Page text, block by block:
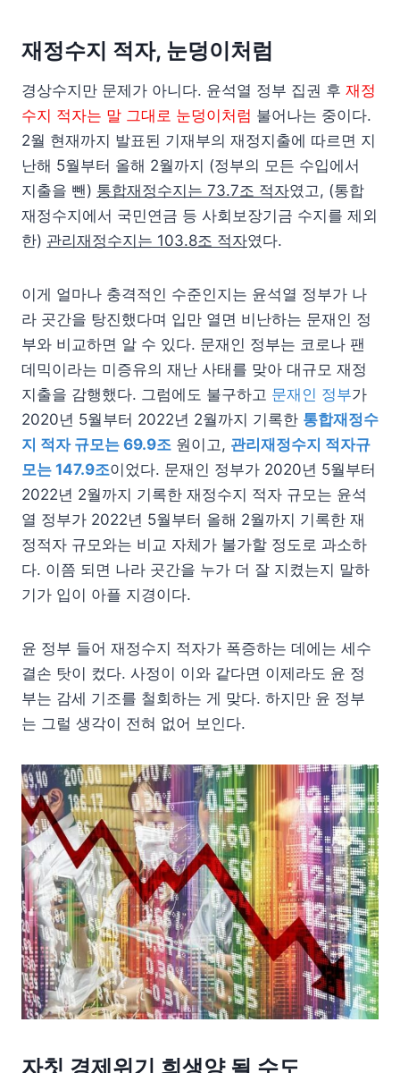
재정수지 적자, 눈덩이처럼
경상수지만 문제가 아니다. 윤석열 정부 집권 후 재정
수지 적자는 말 그대로 눈덩이처럼 불어나는 중이다.
2월 현재까지 발표된 기재부의 재정지출에 따르면 지
난해 5월부터 올해 2월까지 (정부의 모든 수입에서
지출을 뺀) 통합재정수지는 73.7조 적자였고, (통합
재정수지에서 국민연금 등 사회보장기금 수지를 제외
한) 관리재정수지는 103.8조 적자였다.
이게 얼마나 충격적인 수준인지는 윤석열 정부가 나
라 곳간을 탕진했다며 입만 열면 비난하는 문재인 정
부와 비교하면 알 수 있다. 문재인 정부는 코로나 팬
데믹이라는 미증유의 재난 사태를 맞아 대규모 재정
지출을 감행했다. 그럼에도 불구하고 문재인 정부가
2020년 5월부터 2022년 2월까지 기록한 통합재정수
지 적자 규모는 69.9조 원이고, 관리재정수지 적자규
모는 147.9조이었다. 문재인 정부가 2020년 5월부터
2022년 2월까지 기록한 재정수지 적자 규모는 윤석
열 정부가 2022년 5월부터 올해 2월까지 기록한 재
정적자 규모와는 비교 자체가 불가할 정도로 과소하
다. 이쯤 되면 나라 곳간을 누가 더 잘 지켰는지 말하
기가 입이 아플 지경이다.
윤 정부 들어 재정수지 적자가 폭증하는 데에는 세수
결손 탓이 컸다. 사정이 이와 같다면 이제라도 윤 정
부는 감세 기조를 철회하는 게 맞다. 하지만 윤 정부
는 그럴 생각이 전혀 없어 보인다.
자칫 경제위기 희생양 될 수도